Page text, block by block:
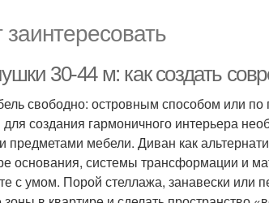
30-44 м: как создать
свободно: островным способом или по
для создания гармоничного интерьера
предметами мебели. Диван как
основания, системы трансформации и
с умом. Порой стеллажа, занавески или